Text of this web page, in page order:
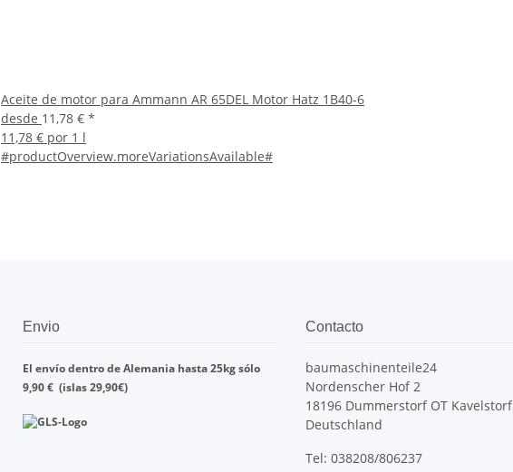
Aceite de motor para Ammann AR 65DEL Motor Hatz 1B40-6
desde 11,78 € *
11,78 € por 1 l
#productOverview.moreVariationsAvailable#
Envio
El envío dentro de Alemania hasta 25kg sólo
9,90 € (islas29,90€)
Contacto
baumaschinenteile24
Nordenscher Hof 2
18196 Dummerstorf OT Kavelstorf
Deutschland
Tel: 038208/806237